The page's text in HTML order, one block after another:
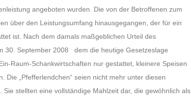
angeboten wurden. Die von der Betroffenen zum
über den Leistungsumfang hinausgegangen, der für ein
ist. Nach dem damals maßgeblichen Urteil des
30. September 2008 dem die heutige Gesetzeslage
Raum-Schankwirtschaften nur gestattet, kleinere Speisen
Die „Pfefferlendchen“ seien nicht mehr unter diesen
stellten eine vollständige Mahlzeit dar, die gewöhnlich als